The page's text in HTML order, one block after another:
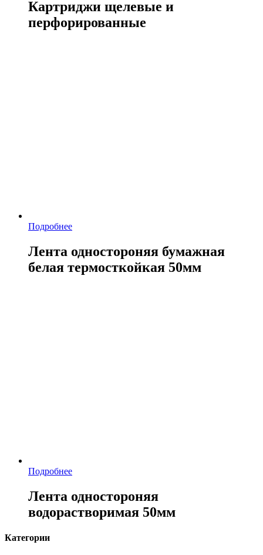
Картриджи щелевые и
перфорированные
Подробнее
Лента одностороняя бумажная
белая термосткойкая 50мм
Подробнее
Лента одностороняя
водорастворимая 50мм
Категории